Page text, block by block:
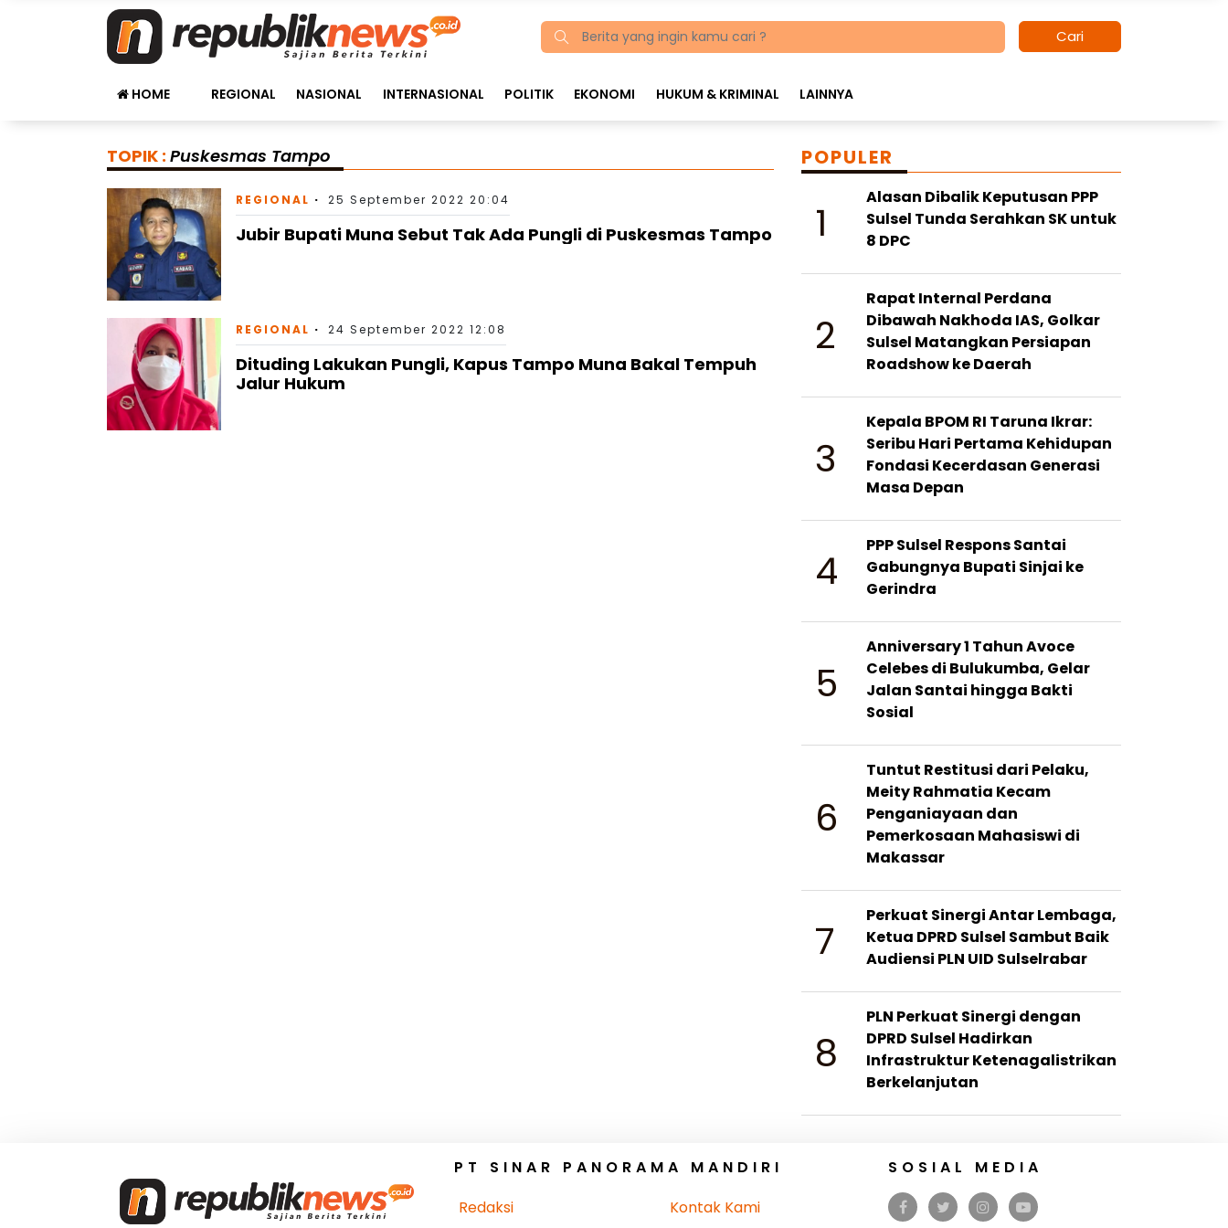
Cari
HOME REGIONAL NASIONAL INTERNASIONAL POLITIK EKONOMI HUKUM & KRIMINAL LAINNYA
TOPIK : Puskesmas Tampo
REGIONAL 25 September 2022 20:04
Jubir Bupati Muna Sebut Tak Ada Pungli di Puskesmas Tampo
REGIONAL 24 September 2022 12:08
Dituding Lakukan Pungli, Kapus Tampo Muna Bakal Tempuh
Jalur Hukum
POPULER
1
Alasan Dibalik Keputusan PPP
Sulsel Tunda Serahkan SK untuk
8 DPC
2
Rapat Internal Perdana
Dibawah Nakhoda IAS, Golkar
Sulsel Matangkan Persiapan
Roadshow ke Daerah
3
Kepala BPOM RI Taruna Ikrar:
Seribu Hari Pertama Kehidupan
Fondasi Kecerdasan Generasi
Masa Depan
4
PPP Sulsel Respons Santai
Gabungnya Bupati Sinjai ke
Gerindra
5
Anniversary 1 Tahun Avoce
Celebes di Bulukumba, Gelar
Jalan Santai hingga Bakti
Sosial
6
Tuntut Restitusi dari Pelaku,
Meity Rahmatia Kecam
Penganiayaan dan
Pemerkosaan Mahasiswi di
Makassar
7
Perkuat Sinergi Antar Lembaga,
Ketua DPRD Sulsel Sambut Baik
Audiensi PLN UID Sulselrabar
8
PLN Perkuat Sinergi dengan
DPRD Sulsel Hadirkan
Infrastruktur Ketenagalistrikan
Berkelanjutan
PT SINAR PANORAMA MANDIRI
Redaksi
Kontak Kami
SOSIAL MEDIA